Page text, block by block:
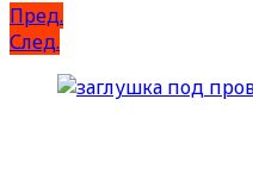
Пред.
След.